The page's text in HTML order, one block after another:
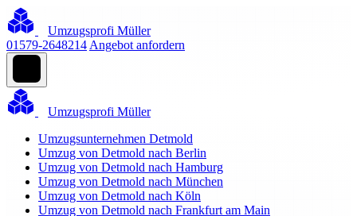
Umzugsprofi Müller
01579-2648214 Angebot anfordern
Umzugsprofi Müller
Umzugsunternehmen Detmold
Umzug von Detmold nach Berlin
Umzug von Detmold nach Hamburg
Umzug von Detmold nach München
Umzug von Detmold nach Köln
Umzug von Detmold nach Frankfurt am Main